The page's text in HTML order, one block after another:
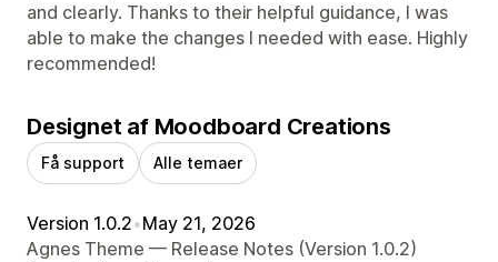
and clearly. Thanks to their helpful guidance, I was
able to make the changes I needed with ease. Highly
recommended!
Designet af Moodboard Creations
Få support Alle temaer
Version 1.0.2•May 21, 2026
Agnes Theme — Release Notes (Version 1.0.2)